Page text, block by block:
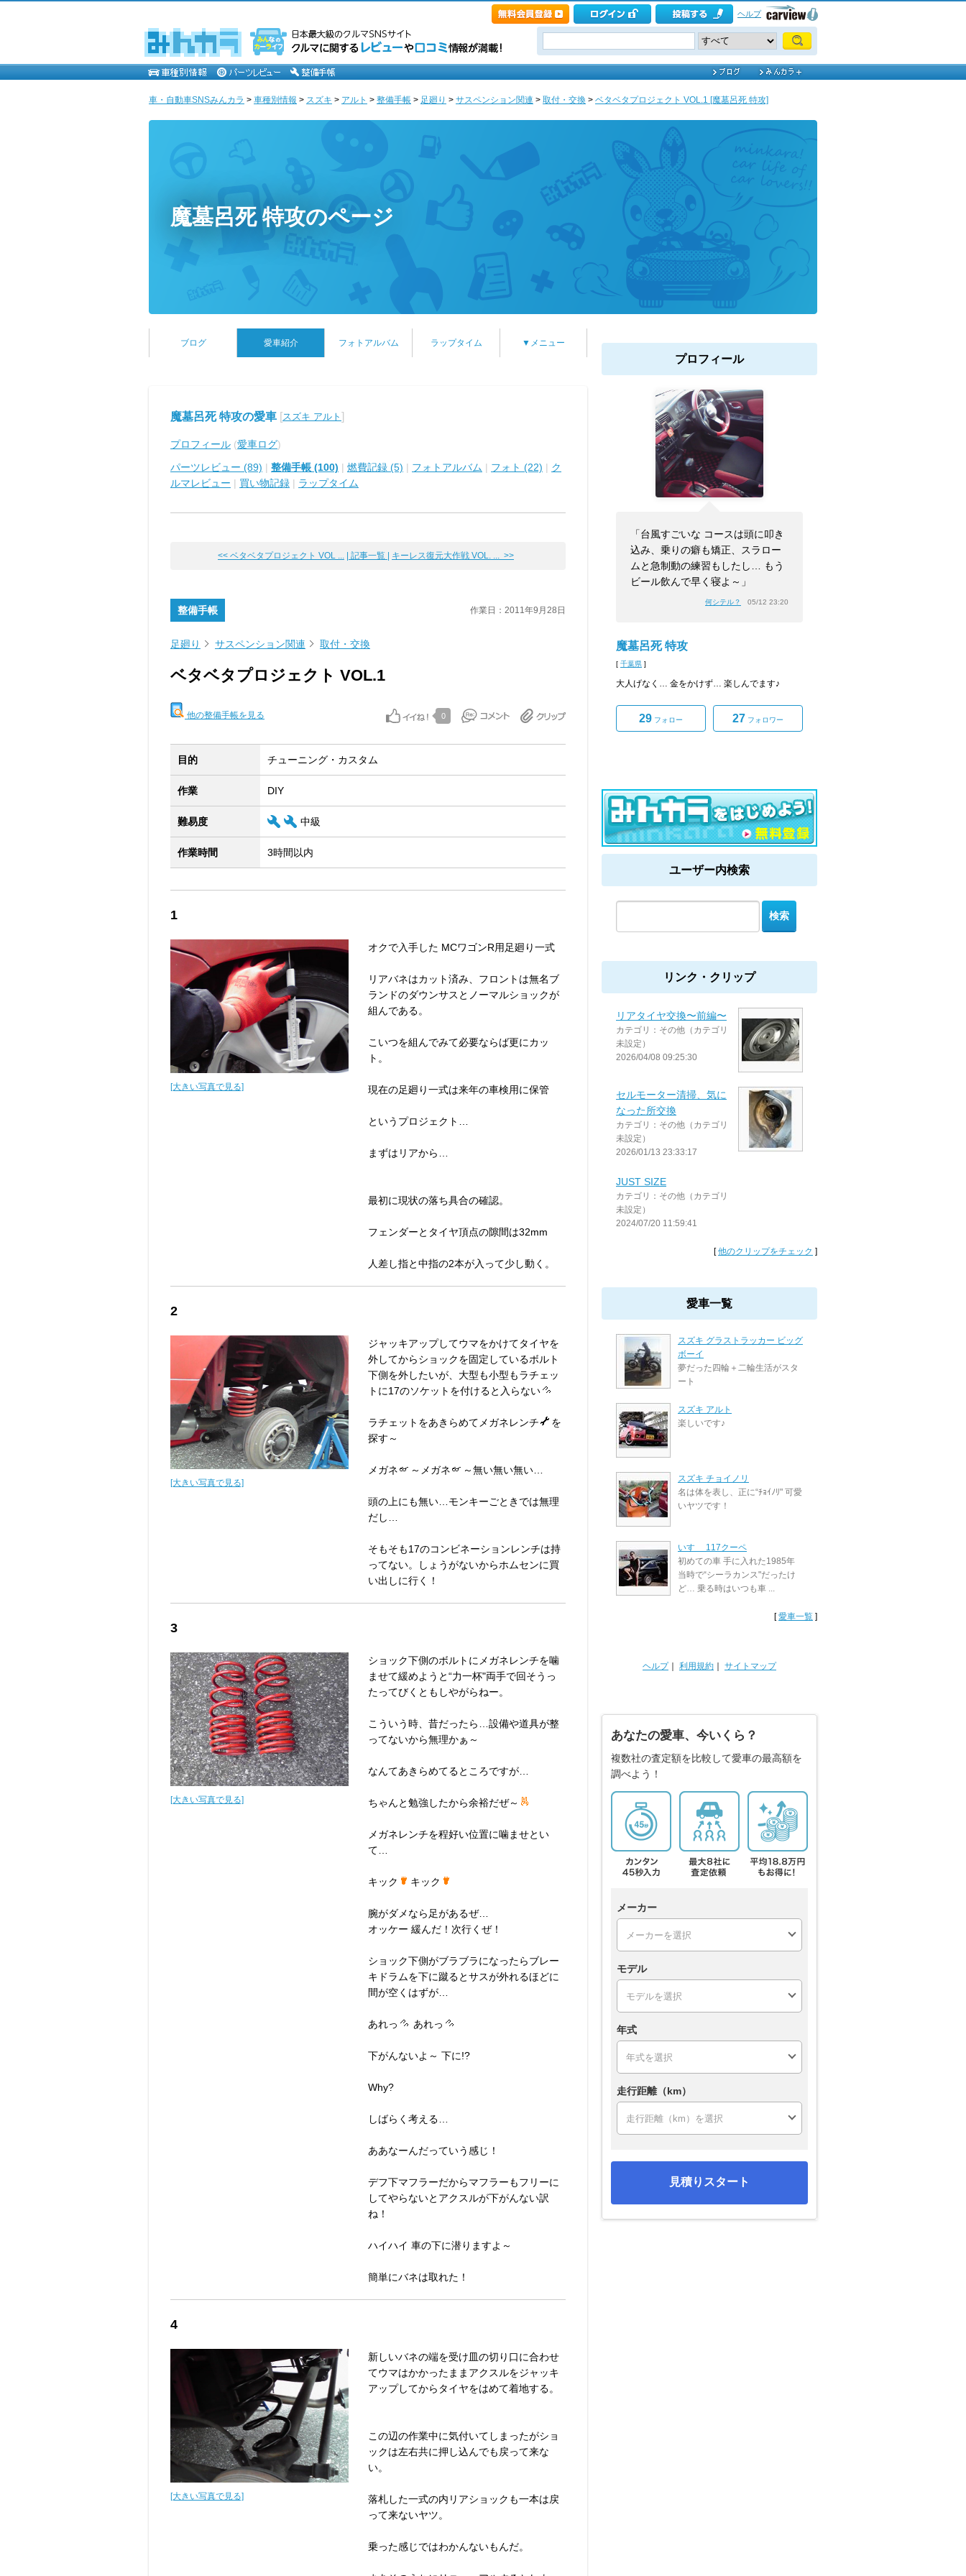
ヘルプ
車・自動車SNSみんカラ > 車種別情報 > スズキ > アルト > 整備手帳 > 足廻り > サスペンション関連 > 取付・交換 > ベタベタプロジェクト VOL.1 [魔墓呂死 特攻]
魔墓呂死 特攻のページ
ブログ 愛車紹介 フォトアルバム ラップタイム ▼メニュー
魔墓呂死 特攻の愛車 [スズキ アルト ]
プロフィール (愛車ログ)
パーツレビュー (89) | 整備手帳 (100) | 燃費記録 (5) | フォトアルバム | フォト (22) | ク
ルマレビュー | 買い物記録 | ラップタイム
<< ベタベタプロジェクト VOL ... | 記事一覧 | キーレス復元大作戦 VOL. ... >>
整備手帳 作業日：2011年9月28日
足廻り サスペンション関連 取付・交換
ベタベタプロジェクト VOL.1
他の整備手帳を見る 0
目的 チューニング・カスタム
作業 DIY
難易度 中級
作業時間 3時間以内
1
[大きい写真で見る]
オクで入手した MCワゴンR用足廻り一式
リアバネはカット済み、フロントは無名ブ
ランドのダウンサスとノーマルショックが
組んである。
こいつを組んでみて必要ならば更にカッ
ト。
現在の足廻り一式は来年の車検用に保管
というプロジェクト…
まずはリアから…
最初に現状の落ち具合の確認。
フェンダーとタイヤ頂点の隙間は32mm
人差し指と中指の2本が入って少し動く。
2
[大きい写真で見る]
ジャッキアップしてウマをかけてタイヤを
外してからショックを固定しているボルト
下側を外したいが、大型も小型もラチェッ
トに17のソケットを付けると入らない
ラチェットをあきらめてメガネレンチ
を
探す～
メガネ ～メガネ ～無い無い無い…
頭の上にも無い…モンキーごときでは無理
だし…
そもそも17のコンビネーションレンチは持
ってない。しょうがないからホムセンに買
い出しに行く！
3
[大きい写真で見る]
ショック下側のボルトにメガネレンチを噛
ませて緩めようと“力一杯"両手で回そうっ
たってびくともしやがらねー。
こういう時、昔だったら…設備や道具が整
ってないから無理かぁ～
なんてあきらめてるところですが…
ちゃんと勉強したから余裕だぜ～
メガネレンチを程好い位置に噛ませとい
て…
キック キック
腕がダメなら足があるぜ…
オッケー 緩んだ！次行くぜ！
ショック下側がブラブラになったらブレー
キドラムを下に蹴るとサスが外れるほどに
間が空くはずが…
あれっ あれっ
下がんないよ～ 下に!?
Why?
しばらく考える…
ああなーんだっていう感じ！
デフ下マフラーだからマフラーもフリーに
してやらないとアクスルが下がんない訳
ね！
ハイハイ 車の下に潜りますよ～
簡単にバネは取れた！
4
[大きい写真で見る]
新しいバネの端を受け皿の切り口に合わせ
てウマはかかったままアクスルをジャッキ
アップしてからタイヤをはめて着地する。
この辺の作業中に気付いてしまったがショ
ックは左右共に押し込んでも戻って来な
い。
落札した一式の内リアショックも一本は戻
って来ないヤツ。
乗った感じではわかんないもんだ。
プロフィール
「台風すごいな コースは頭に叩き
込み、乗りの癖も矯正、スラロー
ムと急制動の練習もしたし… もう
ビール飲んで早く寝よ～」
何シテル？ 05/12 23:20
魔墓呂死 特攻
[ 千葉県 ]
大人げなく… 金をかけず… 楽しんでます♪
29 フォロー 27 フォロワー
ユーザー内検索
リンク・クリップ
リアタイヤ交換〜前編〜
カテゴリ：その他（カテゴリ
未設定）
2026/04/08 09:25:30
セルモーター清掃、気に
なった所交換
カテゴリ：その他（カテゴリ
未設定）
2026/01/13 23:33:17
JUST SIZE
カテゴリ：その他（カテゴリ
未設定）
2024/07/20 11:59:41
[他のクリップをチェック ]
愛車一覧
スズキ グラストラッカー ビッグ
ボーイ
夢だった四輪＋二輪生活がスタ
ート
スズキ アルト
楽しいです♪
スズキ チョイノリ
名は体を表し、正に“ﾁｮｲﾉﾘ" 可愛
いヤツです！
いすゞ 117クーペ
初めての車 手に入れた1985年
当時で“シーラカンス"だったけ
ど… 乗る時はいつも車 ...
[愛車一覧 ]
ヘルプ｜ 利用規約 サイトマップ
あなたの愛車、今いくら？
複数社の査定額を比較して愛車の最高額を
調べよう！
メーカー
モデル
年式
走行距離（km）
見積りスタート